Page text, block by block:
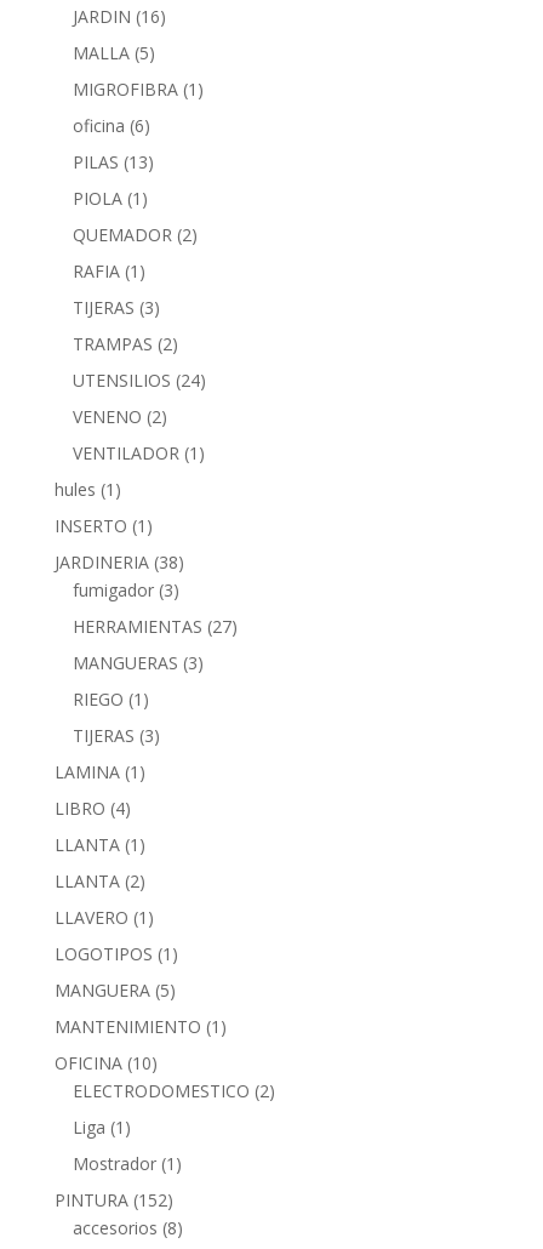
JARDIN (16)
MALLA (5)
MIGROFIBRA (1)
oficina (6)
PILAS (13)
PIOLA (1)
QUEMADOR (2)
RAFIA (1)
TIJERAS (3)
TRAMPAS (2)
UTENSILIOS (24)
VENENO (2)
VENTILADOR (1)
hules (1)
INSERTO (1)
JARDINERIA (38)
fumigador (3)
HERRAMIENTAS (27)
MANGUERAS (3)
RIEGO (1)
TIJERAS (3)
LAMINA (1)
LIBRO (4)
LLANTA (1)
LLANTA (2)
LLAVERO (1)
LOGOTIPOS (1)
MANGUERA (5)
MANTENIMIENTO (1)
OFICINA (10)
ELECTRODOMESTICO (2)
Liga (1)
Mostrador (1)
PINTURA (152)
accesorios (8)